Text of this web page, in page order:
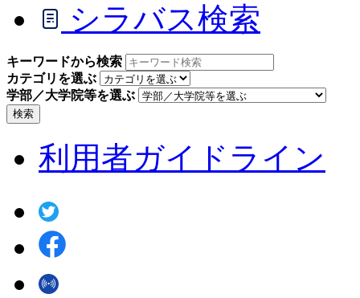
シラバス検索
キーワードから検索
カテゴリを選ぶ
学部／大学院等を選ぶ
検索
利用者ガイドライン